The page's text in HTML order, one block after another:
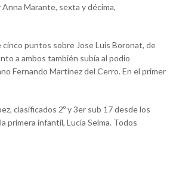
Marante, sexta y décima,
puntos sobre Jose Luis Boronat, de
a ambos también subía al podio
Fernando Martínez del Cerro. En el primer
clasificados 2º y 3er sub 17 desde los
primera infantil, Lucía Selma. Todos